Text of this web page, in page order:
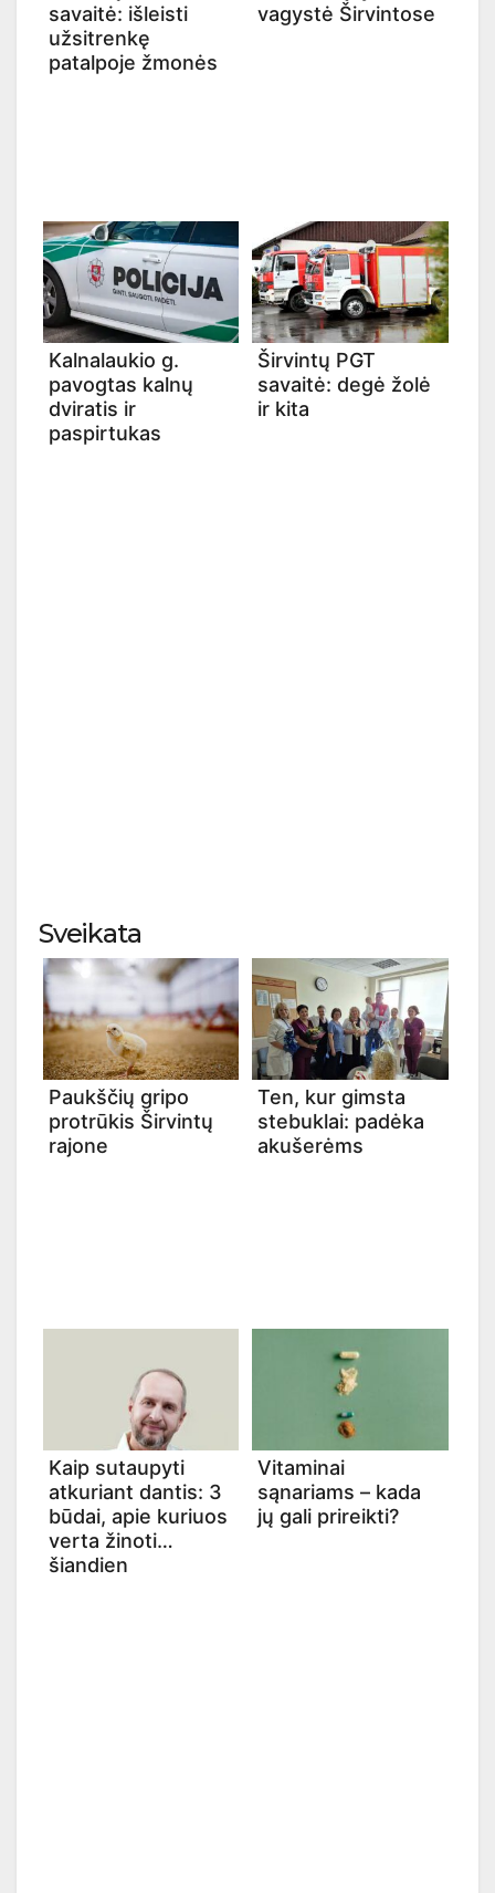
savaitė: išleisti
užsitrenkę
patalpoje žmonės
vagystė Širvintose
Kalnalaukio g.
pavogtas kalnų
dviratis ir
paspirtukas
Širvintų PGT
savaitė: degė žolė
ir kita
Sveikata
Paukščių gripo
protrūkis Širvintų
rajone
Ten, kur gimsta
stebuklai: padėka
akušerėms
Kaip sutaupyti
atkuriant dantis: 3
būdai, apie kuriuos
verta žinoti
šiandien
Vitaminai
sąnariams – kada
jų gali prireikti?